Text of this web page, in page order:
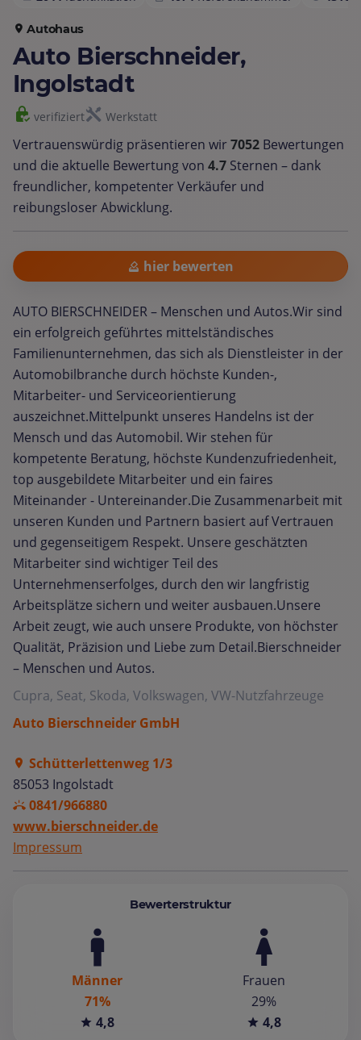
Autohaus
Auto Bierschneider,
Ingolstadt
verifiziert Werkstatt
Vertrauenswürdig präsentieren wir7052 Bewertungen
und die aktuelle Bewertung von 4.7 Sternen – dank
freundlicher, kompetenter Verkäufer und
reibungsloser Abwicklung.
hier bewerten
AUTO BIERSCHNEIDER – Menschen und Autos.Wir sind
ein erfolgreich geführtes mittelständisches
Familienunternehmen, das sich als Dienstleister in der
Automobilbranche durch höchste Kunden-,
Mitarbeiter- und Serviceorientierung
auszeichnet.Mittelpunkt unseres Handelns ist der
Mensch und das Automobil. Wir stehen für
kompetente Beratung, höchste Kundenzufriedenheit,
top ausgebildete Mitarbeiter und ein faires
Miteinander - Untereinander.Die Zusammenarbeit mit
unseren Kunden und Partnern basiert auf Vertrauen
und gegenseitigem Respekt. Unsere geschätzten
Mitarbeiter sind wichtiger Teil des
Unternehmenserfolges, durch den wir langfristig
Arbeitsplätze sichern und weiter ausbauen.Unsere
Arbeit zeugt, wie auch unsere Produkte, von höchster
Qualität, Präzision und Liebe zum Detail.Bierschneider
– Menschen und Autos.
Cupra, Seat, Skoda, Volkswagen, VW-Nutzfahrzeuge
Auto Bierschneider GmbH
Schütterlettenweg 1/3
85053 Ingolstadt
0841/966880
www.bierschneider.de
Impressum
Bewerterstruktur
Männer
71%
4,8
Frauen
29%
4,8